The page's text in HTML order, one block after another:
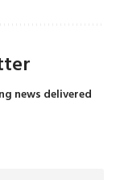
news delivered